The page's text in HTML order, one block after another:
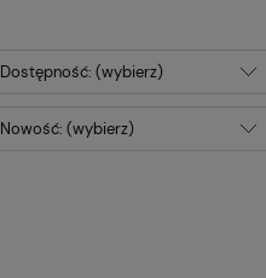
Dostępność: (wybierz)
Nowość: (wybierz)